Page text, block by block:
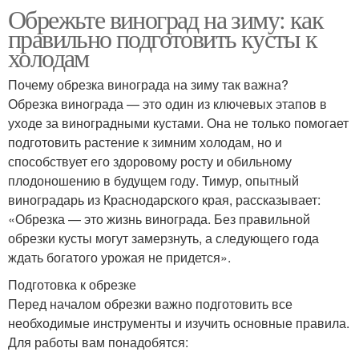
Обрежьте виноград на зиму: как
правильно подготовить кусты к
холодам
Почему обрезка винограда на зиму так важна?
Обрезка винограда — это один из ключевых этапов в
уходе за виноградными кустами. Она не только помогает
подготовить растение к зимним холодам, но и
способствует его здоровому росту и обильному
плодоношению в будущем году. Тимур, опытный
виноградарь из Краснодарского края, рассказывает:
«Обрезка — это жизнь винограда. Без правильной
обрезки кусты могут замерзнуть, а следующего года
ждать богатого урожая не придется».
Подготовка к обрезке
Перед началом обрезки важно подготовить все
необходимые инструменты и изучить основные правила.
Для работы вам понадобятся: